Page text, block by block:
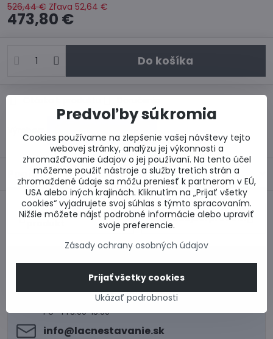
526,44 € Zľava 52,64 €
473,80 €
Do košíka
Popis
Predchádzajúci
Nasledujúci produkt
0917 969 003
Technické poradenstvo
0948 987 787
Informácie k objednávkam
Po - Pi 8:00-15:00
info​@lacnestavanie​.sk
Predvoľby súkromia
Cookies používame na zlepšenie vašej návštevy tejto
webovej stránky, analýzu jej výkonnosti a
zhromažďovanie údajov o jej používaní. Na tento účel
môžeme použiť nástroje a služby tretích strán a
zhromaždené údaje sa môžu preniesť k partnerom v EÚ,
USA alebo iných krajinách. Kliknutím na „Prijať všetky
cookies“ vyjadrujete svoj súhlas s týmto spracovaním.
Nižšie môžete nájsť podrobné informácie alebo upraviť
svoje preferencie.
Zásady ochrany osobných údajov
Ukázať podrobnosti
Prijať všetky cookies